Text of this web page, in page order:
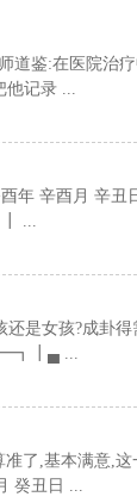
道鉴:在医院治
他记录 ...
年 辛酉月 辛丑
...
还是女孩?成卦得
...
准了,基本满意,这
癸丑日 ...